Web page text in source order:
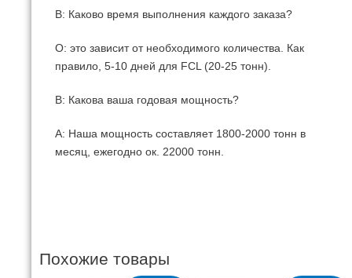
В: Каково время выполнения каждого заказа?
О: это зависит от необходимого количества.
Как
правило, 5-10 дней для FCL (20-25 тонн).
В: Какова ваша годовая мощность?
A: Наша мощность составляет 1800-2000 тонн в
месяц, ежегодно ок. 22000 тонн.
Похожие товары